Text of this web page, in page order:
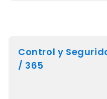
Control y
/ 365